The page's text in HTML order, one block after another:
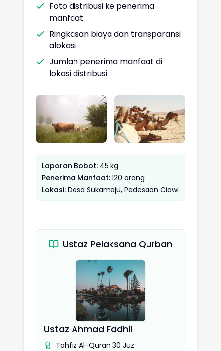
Foto distribusi ke penerima
manfaat
Ringkasan biaya dan transparansi
alokasi
Jumlah penerima manfaat di
lokasi distribusi
Laporan Bobot: 45 kg
Penerima Manfaat: 120 orang
Lokasi: Desa Sukamaju, Pedesaan Ciawi
Ustaz Pelaksana Qurban
Ustaz Ahmad Fadhil
Tahfiz Al-Quran 30 Juz